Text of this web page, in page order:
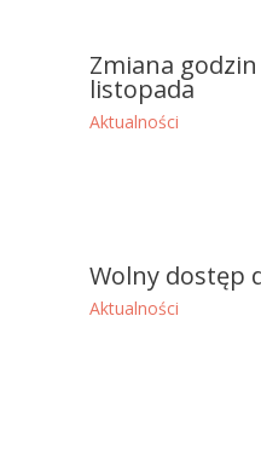
Zmiana
listopada
Aktualności
Wolny dostęp
Aktualności